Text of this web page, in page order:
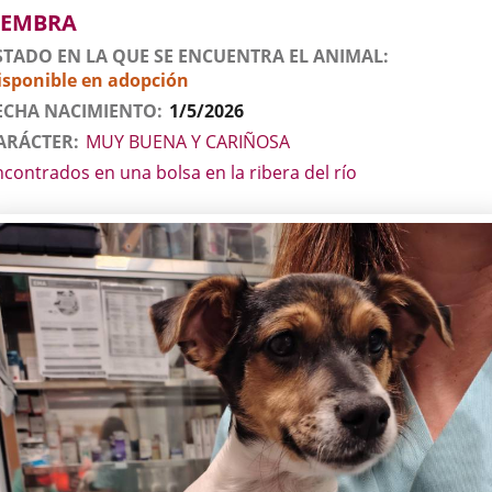
EN LA QUE SE ENCUENTRA EL ANIMAL
en adopción
NACIMIENTO 1/5/2026
MUY BUENA Y CARIÑOSA
en una bolsa en la ribera del río